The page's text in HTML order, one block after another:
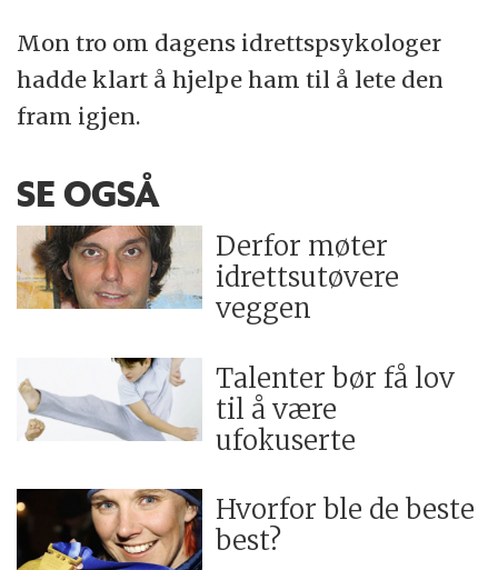
Mon tro om dagens idrettspsykologer
hadde klart å hjelpe ham til å lete den
fram igjen.
SE OGSÅ
Derfor møter
idrettsutøvere
veggen
Talenter bør få lov
til å være
ufokuserte
Hvorfor ble de beste
best?